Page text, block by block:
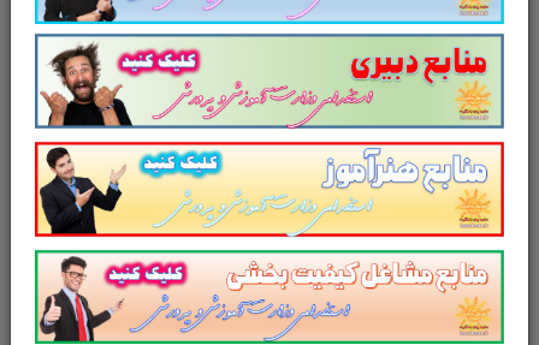
بسته آموزشی آزمون عملی کنترل خونریزی
و بانداژ
به صورت تصویری در 170 صفحه
ویژهمشاغل مربی تربیت بدنی و سلامت
مربی امور تربیتی و سبک زندگی